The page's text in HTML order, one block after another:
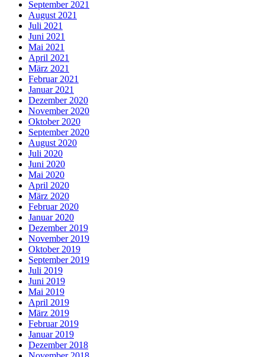
September 2021
August 2021
Juli 2021
Juni 2021
Mai 2021
April 2021
März 2021
Februar 2021
Januar 2021
Dezember 2020
November 2020
Oktober 2020
September 2020
August 2020
Juli 2020
Juni 2020
Mai 2020
April 2020
März 2020
Februar 2020
Januar 2020
Dezember 2019
November 2019
Oktober 2019
September 2019
Juli 2019
Juni 2019
Mai 2019
April 2019
März 2019
Februar 2019
Januar 2019
Dezember 2018